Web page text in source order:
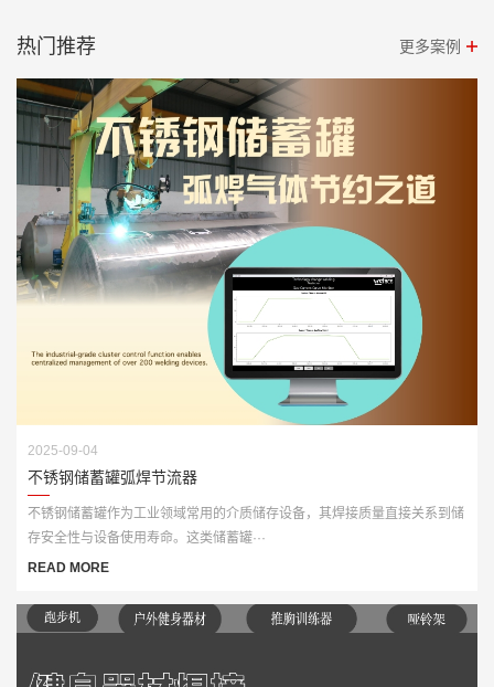
热门推荐 更多案例
2025-09-04
不锈钢储蓄罐弧焊节流器
不锈钢储蓄罐作为工业领域常用的介质储存设备，其焊接质量直接关系到储
存安全性与设备使用寿命。这类储蓄罐···
READ MORE